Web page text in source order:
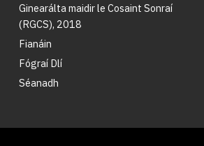
Ginearálta maidir le Cosaint Sonraí
(RGCS), 2018
Fianáin
Fógraí Dlí
Séanadh